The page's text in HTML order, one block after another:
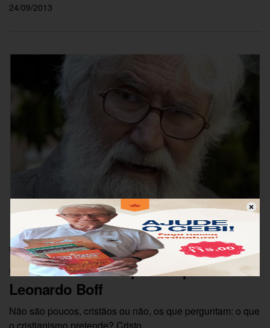
24/09/2013
NÃO CATEGORIZADO
O cristianismo em poucas palavras –
Leonardo Boff
Não são poucos, cristãos ou não, os que perguntam: o que
o cristianismo pretende? Cristo,…